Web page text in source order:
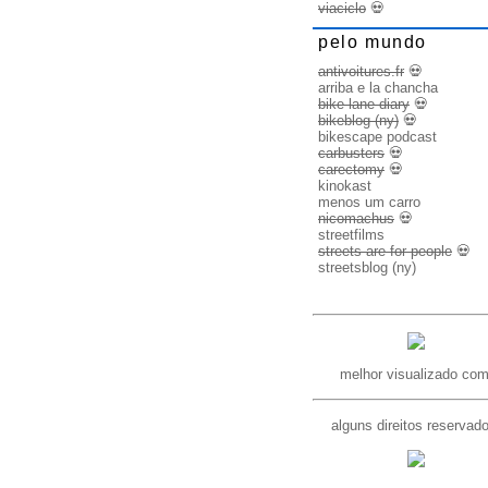
viaciclo 💀
pelo mundo
antivoitures.fr 💀
arriba e la chancha
bike lane diary 💀
bikeblog (ny) 💀
bikescape podcast
carbusters 💀
carectomy 💀
kinokast
menos um carro
nicomachus 💀
streetfilms
streets are for people 💀
streetsblog (ny)
melhor visualizado
alguns direitos